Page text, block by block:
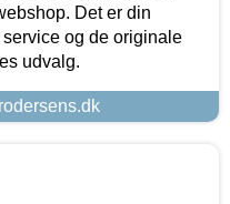
Det er din
og de originale
udvalg.